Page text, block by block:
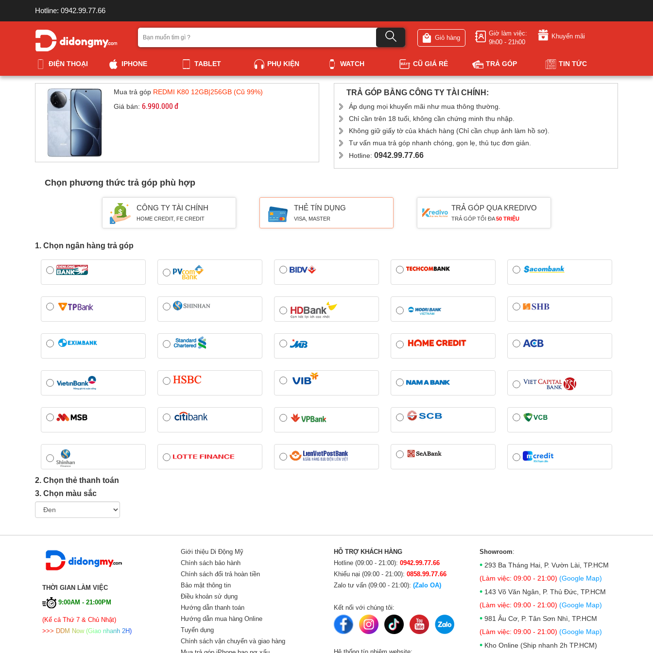
Hotline: 0942.99.77.66
Giỏ hàng
Giờ làm việc:
9h00 - 21h00
Khuyến mãi
ĐIỆN THOẠI IPHONE TABLET PHỤ KIỆN WATCH CŨ GIÁ RẺ TRẢ GÓP TIN TỨC
Mua trả góp REDMI K80 12GB|256GB (Cũ 99%)
Giá bán: 6.990.000 đ
TRẢ GÓP BẰNG CÔNG TY TÀI CHÍNH:
Áp dụng mọi khuyến mãi như mua thông thường.
Chỉ cần trên 18 tuổi, không cần chứng minh thu nhập.
Không giữ giấy tờ của khách hàng (Chỉ cần chụp ảnh làm hồ sơ).
Tư vấn mua trả góp nhanh chóng, gọn lẹ, thủ tục đơn giản.
Hotline: 0942.99.77.66
Chọn phương thức trả góp phù hợp
CÔNG TY TÀI CHÍNH
HOME CREDIT, FE CREDIT
THẺ TÍN DỤNG
VISA, MASTER
TRẢ GÓP QUA KREDIVO
TRẢ GÓP TỐI ĐA50 TRIỆU
1. Chọn ngân hàng trả góp
2. Chọn thẻ thanh toán
3. Chọn màu sắc
THỜI GIAN LÀM VIỆC
9:00AM - 21:00PM
(Kể cả Thứ 7 & Chủ Nhật)
>>> DDM Now (Giao nhanh 2H)
Giới thiệu Di Động Mỹ
Chính sách bảo hành
Chính sách đổi trả hoàn tiền
Bảo mật thông tin
Điều khoản sử dụng
Hướng dẫn thanh toán
Hướng dẫn mua hàng Online
Tuyển dụng
Chính sách vận chuyển và giao hàng
HỖ TRỢ KHÁCH HÀNG
Hotline (09:00 - 21:00): 0942.99.77.66
Khiếu nại (09:00 - 21:00): 0858.99.77.66
Zalo tư vấn (09:00 - 21:00): (Zalo OA)
Kết nối với chúng tôi:
Showroom:
• 293 Ba Tháng Hai, P. Vườn Lài, TP.HCM
(Làm việc: 09:00 - 21:00) (Google Map)
• 143 Võ Văn Ngân, P. Thủ Đức, TP.HCM
(Làm việc: 09:00 - 21:00) (Google Map)
• 981 Âu Cơ, P. Tân Sơn Nhì, TP.HCM
(Làm việc: 09:00 - 21:00) (Google Map)
• Kho Online (Ship nhanh 2h TP.HCM)